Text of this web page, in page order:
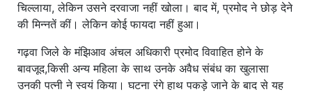
चिल्लाया, लेकिन उसने दरवाजा नहीं खोला। बाद में, प्रमोद ने छोड़ देने
की मिन्नतें कीं। लेकिन कोई फायदा नहीं हुआ।
गढ़वा जिले के मंझिआव अंचल अधिकारी प्रमोद विवाहित होने के
बावजूद,किसी अन्य महिला के साथ उनके अवैध संबंध का खुलासा
उनकी पत्नी ने स्वयं किया। घटना रंगे हाथ पकड़े जाने के बाद से यह